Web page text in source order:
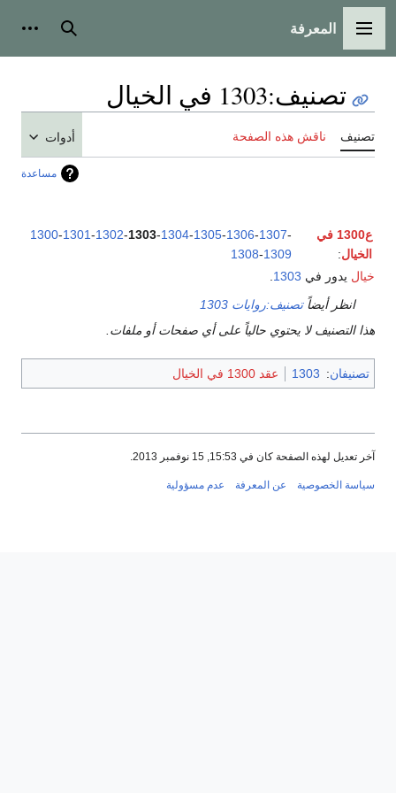
القائمة الرئيسية
المعرفة بحث
تصنيف:1303 في الخيال
تصنيف ناقش هذه الصفحة أدوات
مساعدة
ع1300 في
الخيال:
1300-1301-1302-1303-1304-1305-1306-1307-
1308-1309
خيال يدور في 1303
انظر أيضاًتصنيف:روايات 1303
هذا التصنيف لا يحتوي حالياً على أي صفحات أو ملفات.
تصنيفان:
1303 عقد 1300 في الخيال
آخر تعديل لهذه الصفحة كان في 15:53, 15 نوفمبر 2013.
سياسة الخصوصية عن المعرفة عدم مسؤولية